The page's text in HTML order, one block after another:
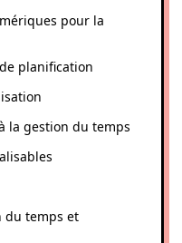
pour la
planification
la gestion du temps
du temps et